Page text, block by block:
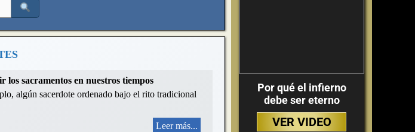
los sacramentos en nuestros tiempos
algún sacerdote ordenado bajo el rito tradicional
Leer más...
Por qué el infierno
debe ser eterno
VER VIDEO